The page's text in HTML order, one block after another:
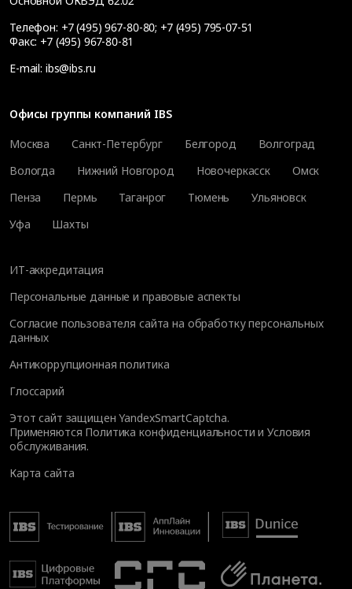
Телефон: +7 (495) 967-80-80; +7 (495) 795-07-51
Факс: +7 (495) 967-80-81
E-mail: ibs@ibs.ru
Офисы группы компаний IBS
Москва
Санкт-Петербург Белгород
Волгоград
Вологда
Нижний Новгород Новочеркасск
Омск
Пенза
Пермь Таганрог Тюмень
Ульяновск
Уфа
Шахты
ИТ-аккредитация
Персональные данные и правовые аспекты
Согласие пользователя сайта на обработку персональных
данных
Антикоррупционная политика
Глоссарий
Этот сайт защищен YandexSmartCaptcha.
Применяются Политика конфиденциальности иУсловия
обслуживания.
Карта сайта